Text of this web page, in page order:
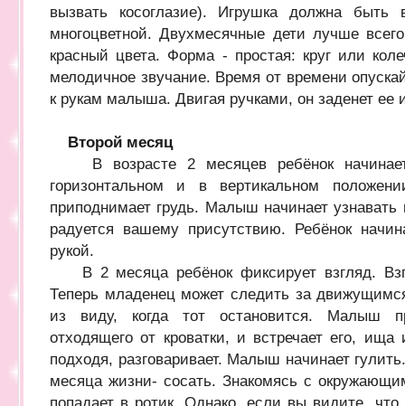
вызвать косоглазие). Игрушка должна
многоцветной. Двухмесячные дети лучше
красный цвета. Форма - простая: круг или
мелодичное звучание. Время от времени
к рукам малыша. Двигая ручками, он заденет ее
Второй месяц
В возрасте 2 месяцев ребёнок
горизонтальном и в вертикальном
приподнимает грудь. Малыш начинает
радуется вашему присутствию. Ребёнок
рукой.
В 2 месяца ребёнок фиксирует взгляд.
Теперь младенец может следить за
из виду, когда тот остановится. Малыш
отходящего от кроватки, и встречает его, ища
подходя, разговаривает. Малыш начинает
месяца жизни- сосать. Знакомясь с
попадает в ротик. Однако, если вы видите,